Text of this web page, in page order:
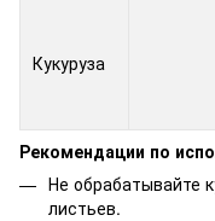
Кукуруза
Рекомендации по
Не обрабатывайте
листьев.